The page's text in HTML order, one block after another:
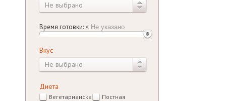
Не выбрано
Время готовки: <
Вкус
Не выбрано
Диета
Вегетарианская
Постная